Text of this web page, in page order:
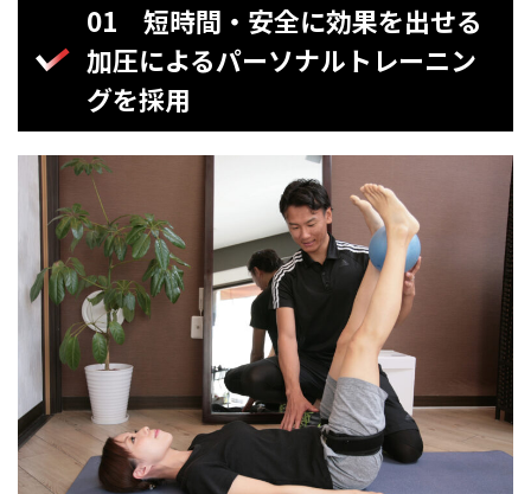
01 短時間・安全に効果を出せる
加圧によるパーソナルトレーニン
グを採用